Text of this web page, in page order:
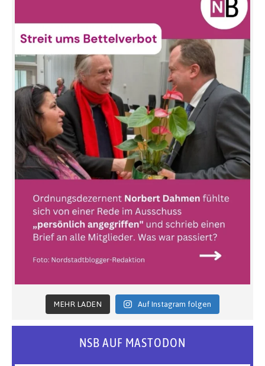
MEHR LADEN Auf Instagram folgen
NSB AUF MASTODON